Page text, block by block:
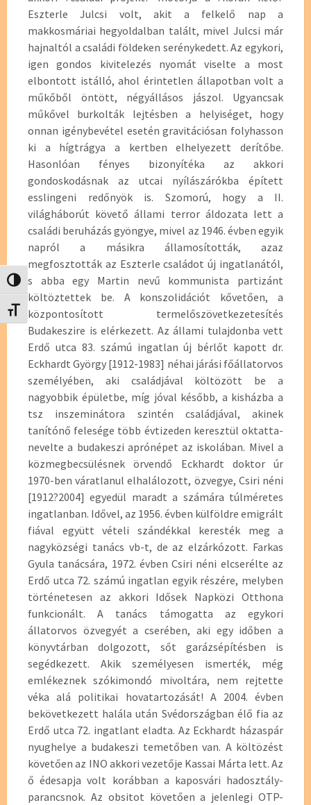
Nagy kontraszt váltása
Betűméret váltása
Eszterle Julcsi volt, akit a felkelő nap a
makkosmáriai hegyoldalban talált, mivel Julcsi már
hajnaltól a családi földeken serénykedett. Az egykori,
igen gondos kivitelezés nyomát viselte a most
elbontott istálló, ahol érintetlen állapotban volt a
műkőből öntött, négyállásos jászol. Ugyancsak
műkővel burkolták lejtésben a helyiséget, hogy
onnan igénybevétel esetén gravitációsan folyhasson
ki a hígtrágya a kertben elhelyezett derítőbe.
Hasonlóan fényes bizonyítéka az akkori
gondoskodásnak az utcai nyílászárókba épített
esslingeni redőnyök is. Szomorú, hogy a II.
világháborút követő állami terror áldozata lett a
családi beruházás gyöngye, mivel az 1946. évben egyik
napról a másikra államosították, azaz
megfosztották az Eszterle családot új ingatlanától,
s abba egy Martin nevű kommunista partizánt
költöztettek be. A konszolidációt kővetően, a
központosított termelőszövetkezetesítés
Budakeszire is elérkezett. Az állami tulajdonba vett
Erdő utca 83. számú ingatlan új bérlőt kapott dr.
Eckhardt György [1912-1983] néhai járási főállatorvos
személyében, aki családjával költözött be a
nagyobbik épületbe, míg jóval később, a kisházba a
tsz inszeminátora szintén családjával, akinek
tanítónő felesége több évtizeden keresztül oktatta-
nevelte a budakeszi aprónépet az iskolában. Mivel a
közmegbecsülésnek örvendő Eckhardt doktor úr
1970-ben váratlanul elhalálozott, özvegye, Csiri néni
[1912?2004] egyedül maradt a számára túlméretes
ingatlanban. Idővel, az 1956. évben külföldre emigrált
fiával együtt vételi szándékkal keresték meg a
nagyközségi tanács vb-t, de az elzárkózott. Farkas
Gyula tanácsára, 1972. évben Csiri néni elcserélte az
Erdő utca 72. számú ingatlan egyik részére, melyben
történetesen az akkori Idősek Napközi Otthona
funkcionált. A tanács támogatta az egykori
állatorvos özvegyét a cserében, aki egy időben a
könyvtárban dolgozott, sőt garázsépítésben is
segédkezett. Akik személyesen ismerték, még
emlékeznek szókimondó mivoltára, nem rejtette
véka alá politikai hovatartozását! A 2004. évben
bekövetkezett halála után Svédországban élő fia az
Erdő utca 72. ingatlant eladta. Az Eckhardt házaspár
nyughelye a budakeszi temetőben van. A költözést
követően az INO akkori vezetője Kassai Márta lett. Az
ő édesapja volt korábban a kaposvári hadosztály-
parancsnok. Az obsitot követően a jelenlegi OTP-